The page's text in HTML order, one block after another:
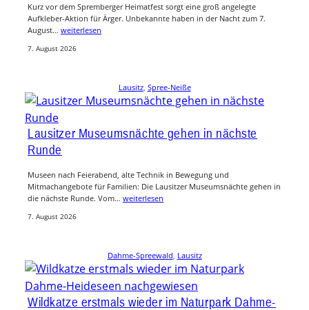
Kurz vor dem Spremberger Heimatfest sorgt eine groß angelegte
Aufkleber-Aktion für Ärger. Unbekannte haben in der Nacht zum 7.
August… weiterlesen
7. August 2026
Lausitz, Spree-Neiße
Lausitzer Museumsnächte gehen in nächste
Runde
Museen nach Feierabend, alte Technik in Bewegung und
Mitmachangebote für Familien: Die Lausitzer Museumsnächte gehen in
die nächste Runde. Vom… weiterlesen
7. August 2026
Dahme-Spreewald, Lausitz
Wildkatze erstmals wieder im Naturpark Dahme-